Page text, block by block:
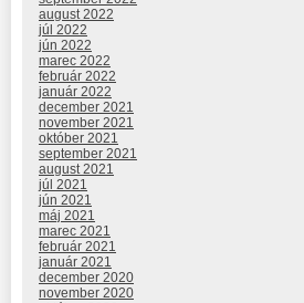
august 2022
júl 2022
jún 2022
marec 2022
február 2022
január 2022
december 2021
november 2021
október 2021
september 2021
august 2021
júl 2021
jún 2021
máj 2021
marec 2021
február 2021
január 2021
december 2020
november 2020